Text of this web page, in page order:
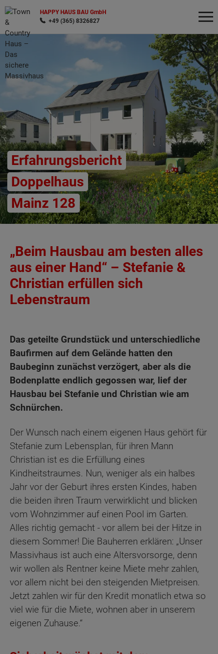
HAPPY HAUS BAU GmbH
+49 (365) 8326827
Erfahrungsbericht
Doppelhaus
Mainz 128
„Beim Hausbau am besten alles
aus einer Hand“ – Stefanie &
Christian erfüllen sich
Lebenstraum
Das geteilte Grundstück und unterschiedliche
Baufirmen auf dem Gelände hatten den
Baubeginn zunächst verzögert, aber als die
Bodenplatte endlich gegossen war, lief der
Hausbau bei Stefanie und Christian wie am
Schnürchen.
Der Wunsch nach einem eigenen Haus gehört für
Stefanie zum Lebensplan, für ihren Mann
Christian ist es die Erfüllung eines
Kindheitstraumes. Nun, weniger als ein halbes
Jahr vor der Geburt ihres ersten Kindes, haben
die beiden ihren Traum verwirklicht und blicken
vom Wohnzimmer auf einen Pool im Garten.
Alles richtig gemacht - vor allem bei der Hitze in
diesem Sommer! Die Bauherren erklären: „Unser
Massivhaus ist auch eine Altersvorsorge, denn
wir wollen als Rentner keine Miete mehr zahlen,
vor allem nicht bei den steigenden Mietpreisen.
Jetzt zahlen wir für den Kredit monatlich etwa so
viel wie für die Miete, wohnen aber in unserem
eigenen Zuhause.“
Wonach möchten Sie suchen?